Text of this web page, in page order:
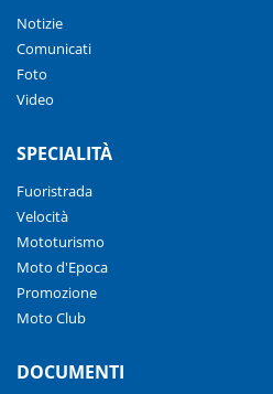
Notizie
Comunicati
Foto
Video
SPECIALITÀ
Fuoristrada
Velocità
Mototurismo
Moto d'Epoca
Promozione
Moto Club
DOCUMENTI